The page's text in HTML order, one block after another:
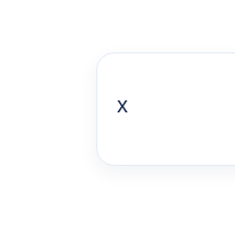
x